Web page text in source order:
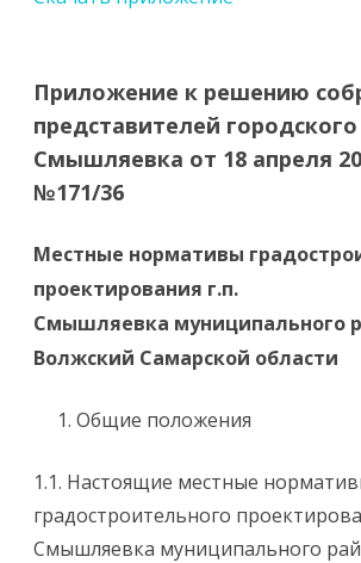
Приложение к решению
представителей
Смышляевка от 18 апреля
№171/36
Местные нормативы
проектирования г.п.
Смышляевка муниципального
Волжский Самарской области
Общие положения
1.1. Настоящие местные
градостроительного
Смышляевка муниципального